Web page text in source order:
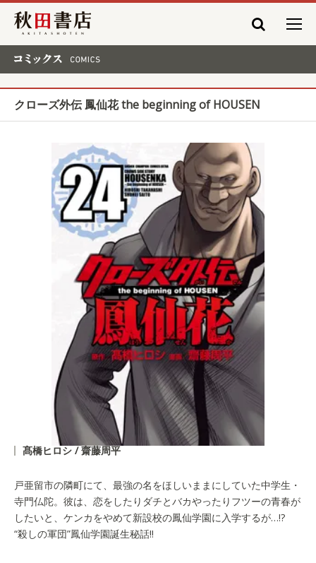
秋田書店
クローズ外伝 鳳仙花 the beginning of HOUSEN
髙橋ヒロシ / 齋藤周平
戸亜留市の隣町にて、最強の名をほしいままにしていた中学生・
寺門仏陀。彼は、恋をしたりダチとバカやったりフツーの青春が
したいと、ケンカをやめて新設校の鳳仙学園に入学するが…!?
“殺しの軍団”鳳仙学園誕生秘話!!